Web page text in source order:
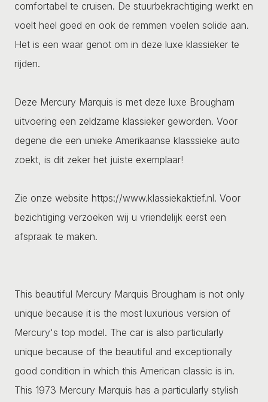
comfortabel te cruisen. De stuurbekrachtiging werkt en
voelt heel goed en ook de remmen voelen solide aan.
Het is een waar genot om in deze luxe klassieker te
rijden.
Deze Mercury Marquis is met deze luxe Brougham
uitvoering een zeldzame klassieker geworden. Voor
degene die een unieke Amerikaanse klasssieke auto
zoekt, is dit zeker het juiste exemplaar!
Zie onze website https://www.klassiekaktief.nl. Voor
bezichtiging verzoeken wij u vriendelijk eerst een
afspraak te maken.
This beautiful Mercury Marquis Brougham is not only
unique because it is the most luxurious version of
Mercury's top model. The car is also particularly
unique because of the beautiful and exceptionally
good condition in which this American classic is in.
This 1973 Mercury Marquis has a particularly stylish